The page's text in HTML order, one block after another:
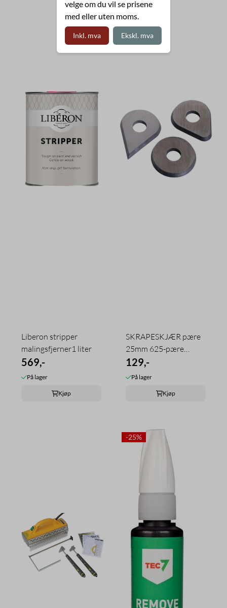
Liberon stripper
malingsfjerner1 liter
569,-
På lager
Kjøp
SKRAPESKJÆR pære
25mm 625-pære
BAHCO
129,-
På lager
Kjøp
-25%
velge om du vil se prisene
med eller uten moms.
Inkl. mva Ekskl. mva